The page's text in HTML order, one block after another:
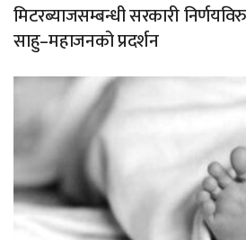
मिटरब्याजसम्बन्धी सरकारी
साहु–महाजनको प्रदर्शन